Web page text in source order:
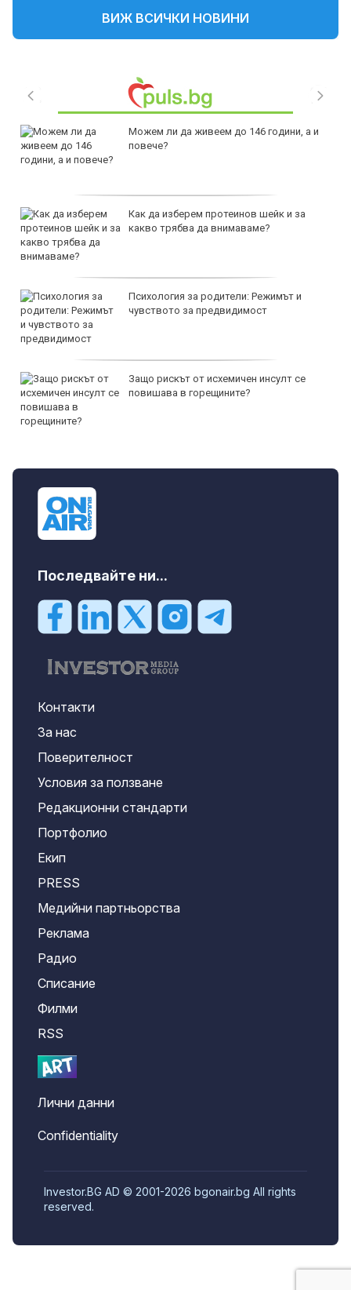
ВИЖ ВСИЧКИ НОВИНИ
Можем ли да живеем до 146 години, а и
повече?
Как да изберем протеинов шейк и за
какво трябва да внимаваме?
Психология за родители: Режимът и
чувството за предвидимост
Защо рискът от исхемичен инсулт се
повишава в горещините?
Последвайте ни...
Контакти
За нас
Поверителност
Условия за ползване
Редакционни стандарти
Портфолио
Екип
PRESS
Медийни партньорства
Реклама
Радио
Списание
Филми
RSS
Лични данни
Confidentiality
Investor.BG AD © 2001-2026 bgonair.bg All rights
reserved.